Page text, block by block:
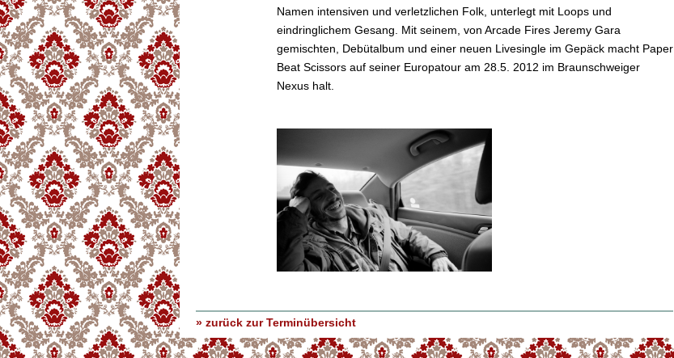
Namen intensiven und verletzlichen Folk, unterlegt mit Loops und
eindringlichem Gesang. Mit seinem, von Arcade Fires Jeremy Gara
gemischten, Debütalbum und einer neuen Livesingle im Gepäck macht Paper
Beat Scissors auf seiner Europatour am 28.5. 2012 im Braunschweiger
Nexus halt.
» zurück zur Terminübersicht